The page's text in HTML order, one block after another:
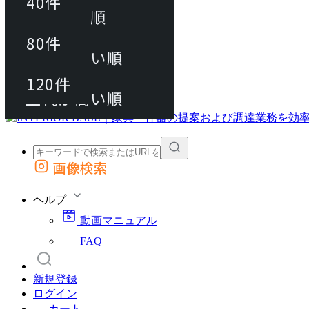
動画マニュアル
FAQ
カート
外部サイトの商品をカートに追加
画像検索
ヘルプ
動画マニュアル
FAQ
新規登録
ログイン
80件
120件
おすすめ順
上代が安い順
上代が高い順
80件
120件